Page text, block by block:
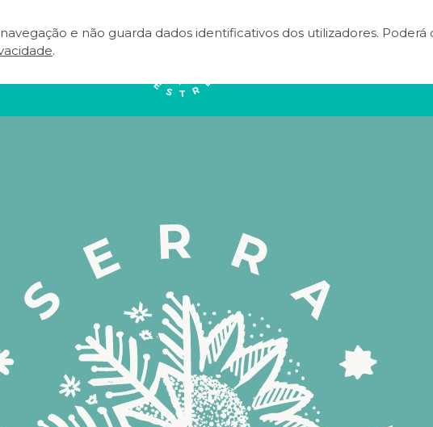
e não guarda dados identificativos dos utilizadores.
.
EVENTOS